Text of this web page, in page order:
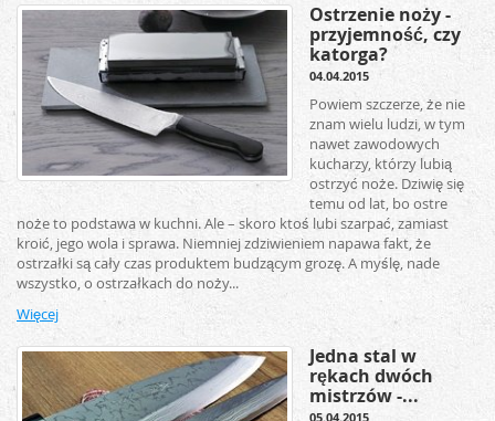
Ostrzenie noży -
przyjemność, czy
katorga?
04.04.2015
Powiem szczerze, że nie
znam wielu ludzi, w tym
nawet zawodowych
kucharzy, którzy lubią
ostrzyć noże. Dziwię się
temu od lat, bo ostre
noże to podstawa w kuchni. Ale – skoro ktoś lubi szarpać, zamiast
kroić, jego wola i sprawa. Niemniej zdziwieniem napawa fakt, że
ostrzałki są cały czas produktem budzącym grozę. A myślę, nade
wszystko, o ostrzałkach do noży...
Więcej
Jedna stal w
rękach dwóch
mistrzów -...
05.04.2015